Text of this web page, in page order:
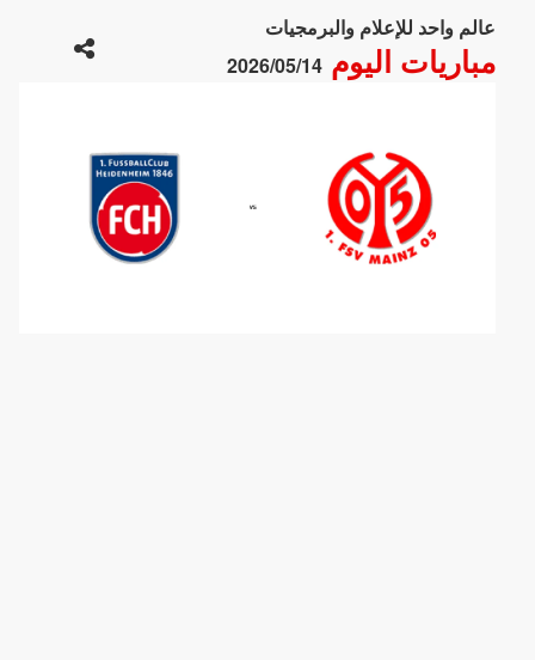
عالم واحد للإعلام والبرمجيات
مباريات اليوم2026/05/14